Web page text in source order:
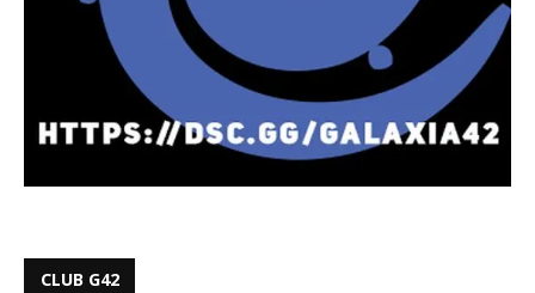
CLUB G42